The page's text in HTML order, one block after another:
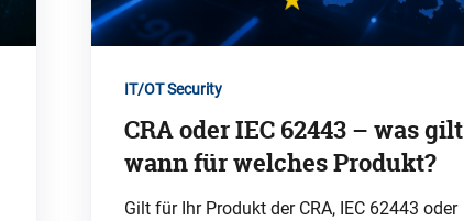
IT/OT Security
CRA oder IEC 62443 – was gilt
wann für welches Produkt?
Gilt für Ihr Produkt der CRA, IEC 62443 oder